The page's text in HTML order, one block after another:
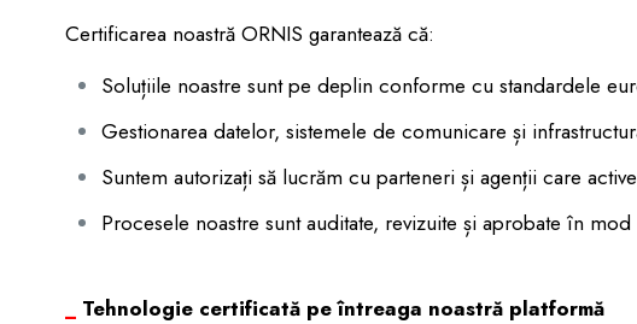
Certificarea noastră ORNIS garantează că:
Soluțiile noastre sunt pe deplin conforme cu standardele
Gestionarea datelor, sistemele de comunicare și
Suntem autorizați să lucrăm cu parteneri și agenții care
Procesele noastre sunt auditate, revizuite și aprobate în
_ Tehnologie certificată pe întreaga noastră platformă